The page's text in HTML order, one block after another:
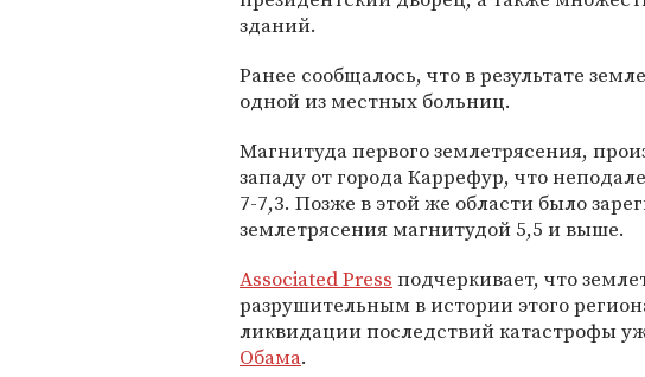
зданий.
Ранее сообщалось, что в результате
одной из местных больниц.
Магнитуда первого землетрясения,
западу от города Каррефур, что
7-7,3. Позже в этой же области было
землетрясения магнитудой 5,5 и выше.
Associated Press подчеркивает, что
разрушительным в истории этого
ликвидации последствий катастрофы
Обама.